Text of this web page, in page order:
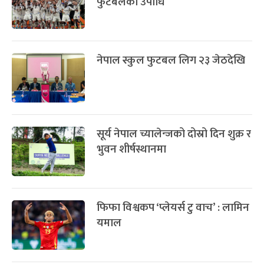
नेपाल स्कुल फुटबल लिग २३ जेठदेखि
सूर्य नेपाल च्यालेन्जको दोस्रो दिन शुक्र र
भुवन शीर्षस्थानमा
फिफा विश्वकप ‘प्लेयर्स टु वाच’ : लामिन
यमाल